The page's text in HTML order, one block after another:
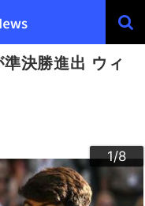
決勝進出 ウィ
1/8
2/8
3/8
4/8
5/8
6/8
7/8
8/8